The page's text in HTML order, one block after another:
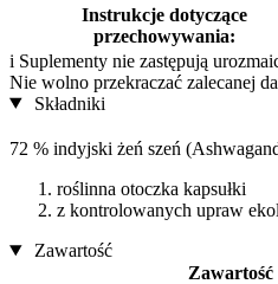
Instrukcje dotyczące
przechowywania:
i Suplementy nie zastępują
Nie wolno przekraczać zalecanej
Składniki
72 % indyjski żeń szeń
roślinna otoczka kapsułki
z kontrolowanych upraw
Zawartość
Zawartość